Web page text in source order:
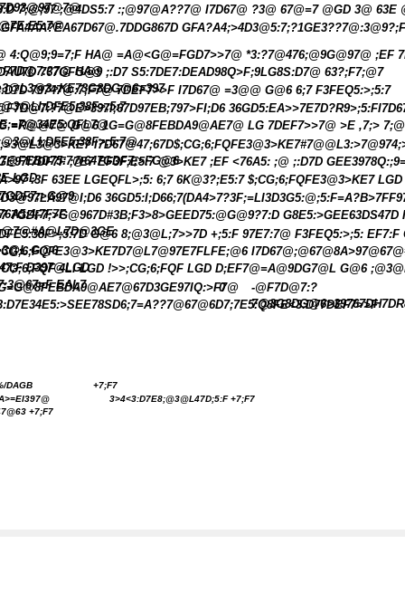
7;@;97 ;@4DS5:7 :;@97@A??7@ I7D67@ ?3@ 67@=7 @GD 3@ 63E
GFA4AA?EA67D67@.7DDG867D
4:Q@9;9=7;F HA@ =A@<G@=FGD7>>7@ *3:?7@476;@9G@97@ ;EF
HA@
767GFG@9 ;:D7 S5:7DE7:DEAD98Q>F;9LG8S:D7@ 63?;F7;@7
79747@:7;F7@ 7DEF7>>F I7D67@ =3@@ G@6 6;7 F3FEQ5:>;5:7
=R@@7@ G@6 1G=G@8FEBDA9@AE7@ LG 7DEF7>>7@ >E ,7;>
;>3@L3@3>KE7
7@FEBD75:7@647GDF7;>FG@6
;7E7 EF3F;E5:7 @3>KE7 ;EF <76A5: ;@ ;:D7D
LGD:3F 63EE LGEQFL>;5: 6;7 6K@3?;E5:7 $;CG;6;FQFE3@3>KE7 LGD
7GDF7;>G@967D#3B;F3>8>GEED75:@G@9?7:D G8E5:>GEE63DS47D
G@6 8;@3@L;7>>7D +;5:F 97E7:7@ F3FEQ5:>;5: EF7:F
G@6
D397@LGD4LI LGD !>>;CG;6;FQF LGD D;EF7@=A@9DG7@L G@6
EAI;7
0
-@F7D@7:?
DAGB
+7;F7
3>4<3:D7E8;@3@L47D;5:F +7;F7
+7;F7